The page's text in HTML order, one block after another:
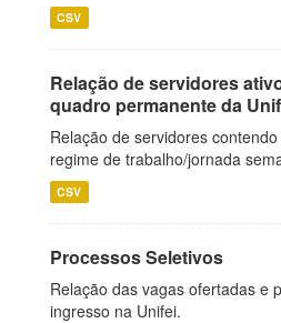
CSV
Relação de servidores
quadro permanente da
Relação de servidores
regime de trabalho/jornada
CSV
Processos Seletivos
Relação das vagas ofertadas e
ingresso na Unifei.